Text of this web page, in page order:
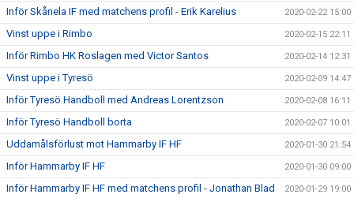
Inför Skånela IF med matchens profil - Erik Karelius 2020-02-22 15:00
Vinst uppe i Rimbo 2020-02-15 22:11
Inför Rimbo HK Roslagen med Victor Santos 2020-02-14 12:31
Vinst uppe i Tyresö 2020-02-09 14:47
Inför Tyresö Handboll med Andreas Lorentzson 2020-02-08 16:11
Inför Tyresö Handboll borta 2020-02-07 10:01
Uddamålsförlust mot Hammarby IF HF 2020-01-30 21:54
Inför Hammarby IF HF 2020-01-30 09:00
Inför Hammarby IF HF med matchens profil - Jonathan Blad 2020-01-29 19:00